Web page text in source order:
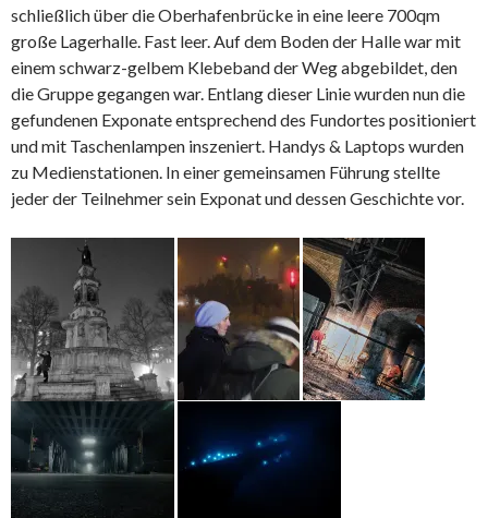
schließlich über die Oberhafenbrücke in eine leere 700qm
große Lagerhalle. Fast leer. Auf dem Boden der Halle war mit
einem schwarz-gelbem Klebeband der Weg abgebildet, den
die Gruppe gegangen war. Entlang dieser Linie wurden nun die
gefundenen Exponate entsprechend des Fundortes positioniert
und mit Taschenlampen inszeniert. Handys & Laptops wurden
zu Medienstationen. In einer gemeinsamen Führung stellte
jeder der Teilnehmer sein Exponat und dessen Geschichte vor.